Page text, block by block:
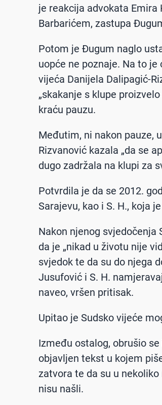
je reakcija advokata Emira
Barbarićem, zastupa
Potom je Đugum naglo
uopće ne poznaje. Na to
vijeća Danijela Dalipagić-
„skakanje s klupe
kraću pauzu.
Međutim, ni nakon pauze,
Rizvanović kazala „da se
dugo zadržala na klupi za
Potvrdila je da se 2012.
Sarajevu, kao i S. H., koja
Nakon njenog
da je „nikad u životu nije
svjedok te da su do njega
Jusufović i S. H.
naveo, vršen pritisak.
Upitao je Sudsko vijeće
Između ostalog, obrušio se
objavljen tekst u kojem
zatvora te da su u
nisu našli.